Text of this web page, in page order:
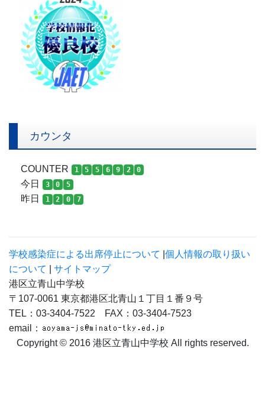
カウンタ
COUNTER 1 5 5 6 9 2 0
今日 3 0 5
昨日 1 2 0 7
学校感染症による出席停止について 個人情報の取り扱い
について
サイトマップ
港区立青山中学校
〒107-0061 東京都港区北青山１丁目１番９号
TEL：03-3404-7522 FAX：03-3404-7523
email：
Copyright © 2016 港区立青山中学校 All rights reserved.